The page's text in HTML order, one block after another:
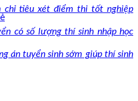
chỉ tiêu xét điểm thi tốt nghiệp
có số lượng thí sinh nhập học
án tuyển sinh sớm giúp thí sinh